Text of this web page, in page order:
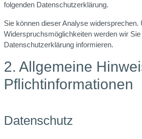
folgenden Datenschutzerklärung.
Sie können dieser Analyse widersprechen.
Widerspruchsmöglichkeiten werden wir
Datenschutzerklärung informieren.
2. Allgemeine
Pflichtinformationen
Datenschutz